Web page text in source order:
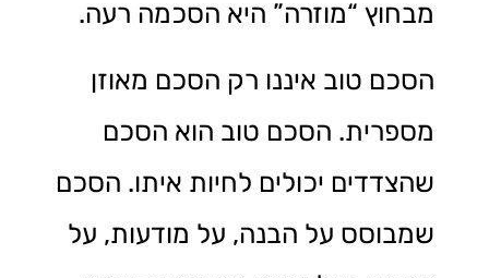
מבחוץ “מוזרה” היא הסכמה רעה.
הסכם טוב איננו רק הסכם מאוזן
מספרית. הסכם טוב הוא הסכם
שהצדדים יכולים לחיות איתו. הסכם
שמבוסס על הבנה, על מודעות, על